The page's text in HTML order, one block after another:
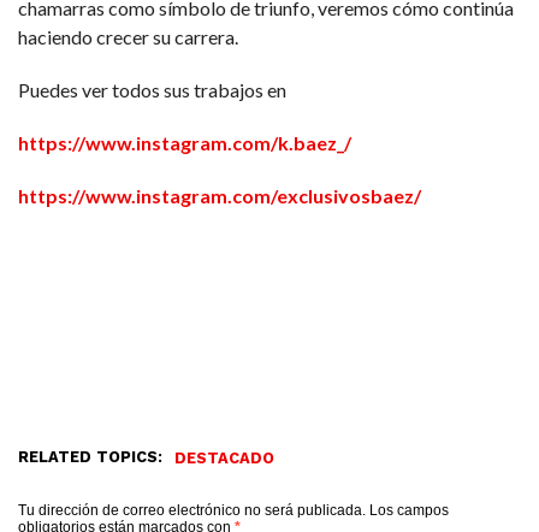
chamarras como símbolo de triunfo, veremos cómo continúa
haciendo crecer su carrera.
Puedes ver todos sus trabajos en
https://www.instagram.com/k.baez_/
https://www.instagram.com/exclusivosbaez/
RELATED TOPICS: DESTACADO
Tu dirección de correo electrónico no será publicada. Los campos
obligatorios están marcados con *